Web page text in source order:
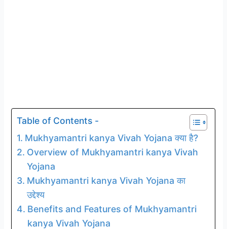
Table of Contents -
Mukhyamantri kanya Vivah Yojana क्या है?
Overview of Mukhyamantri kanya Vivah
Yojana
Mukhyamantri kanya Vivah Yojana का
उद्देश्य
Benefits and Features of Mukhyamantri
kanya Vivah Yojana